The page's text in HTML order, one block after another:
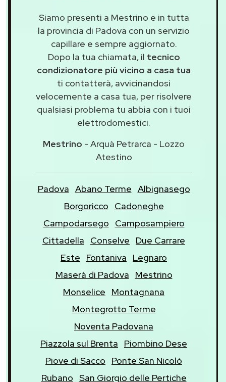
Siamo presenti a Mestrino e in tutta
la provincia di Padova con un servizio
capillare e sempre aggiornato.
Dopo la tua chiamata, il tecnico
condizionatore più vicino a casa tua
ti contatterà, avvicinandosi
velocemente a casa tua, per risolvere
qualsiasi problema tu abbia con i tuoi
elettrodomestici.
Mestrino - Arquà Petrarca - Lozzo
Atestino
Padova Abano Terme Albignasego
Borgoricco
Cadoneghe
Campodarsego
Camposampiero
Cittadella
Conselve
Due Carrare
Este
Fontaniva
Legnaro
Maserà di Padova
Mestrino
Monselice
Montagnana
Montegrotto Terme
Noventa Padovana
Piazzola sul Brenta
Piombino Dese
Piove di Sacco
Ponte San Nicolò
Rubano San Giorgio delle Pertiche